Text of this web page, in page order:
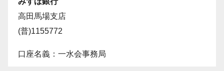
高田馬場支店
(普)1155772
口座名義：一水会事務局